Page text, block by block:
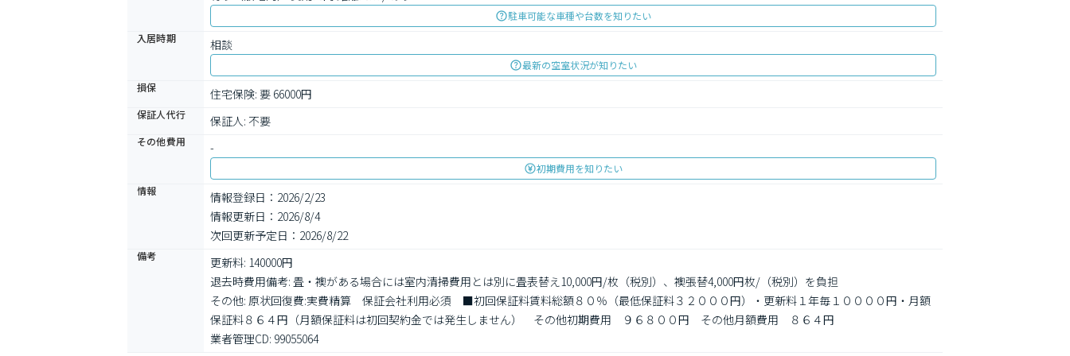
駐車可能な車種や台数を知りたい
入居時期
相談
最新の空室状況が知りたい
損保
住宅保険: 要 66000円
保証人代行 保証人: 不要
その他費用 -
初期費用を知りたい
情報
情報登録日：2026/2/23
情報更新日：2026/8/4
次回更新予定日：2026/8/22
備考
更新料: 140000円
退去時費用備考: 畳・襖がある場合には室内清掃費用とは別に畳表替え10,000円/枚（税別）、襖張替4,000円枚/（税別）を負担
その他: 原状回復費:実費精算　保証会社利用必須　■初回保証料賃料総額８０％（最低保証料３２０００円）・更新料１年毎１００００円・月額
保証料８６４円（月額保証料は初回契約金では発生しません）　その他初期費用　９６８００円　その他月額費用　８６４円
業者管理CD: 99055064